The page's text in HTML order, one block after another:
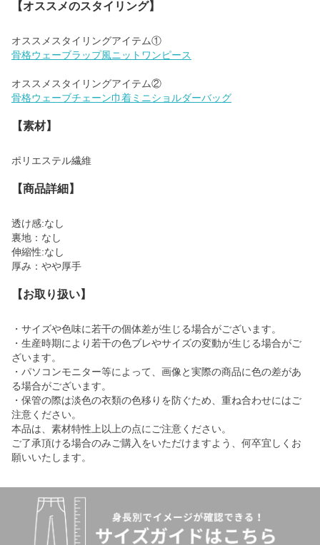
【オススメのスタイリング】
骨格ウェーブラップ風ニットワンピース
骨格ウェーブチェーン巾着ミニショルダーバッグ
【素材】
ポリエステル繊維
【商品詳細】
透け感:なし
裏地：なし
伸縮性:なし
厚み：やや厚手
【お取り扱い】
・サイズや色味に若干の個体差が生じる場合がございます。
・生産時期により若干の色ブレやサイズの変動が生じる場合がご
ざいます。
・パソコンモニター等によって、画像と実際の商品に色の差があ
る場合がございます。
・保管の際は淡色の衣類の色移りを防ぐため、重ね合わせにはご
注意ください。
本品は、素材特性上以上の点にご注意ください。
ご了承頂ける場合のみご購入をいただけますよう、何卒宜しくお
願いいたします。